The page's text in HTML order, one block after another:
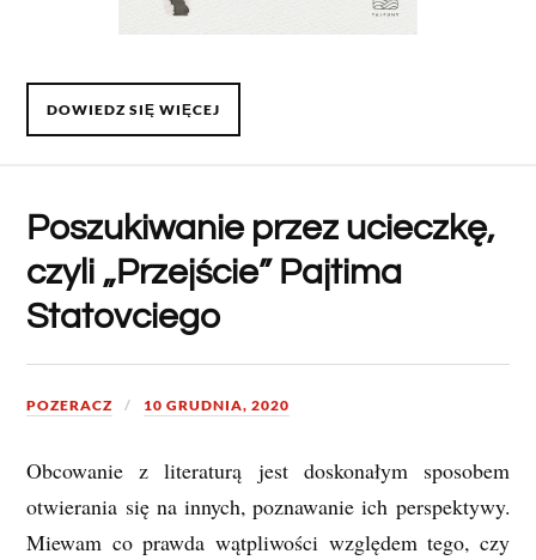
DOWIEDZ SIĘ WIĘCEJ
Poszukiwanie przez ucieczkę,
czyli „Przejście” Pajtima
Statovciego
POZERACZ 10 GRUDNIA, 2020
Obcowanie z literaturą jest doskonałym sposobem
otwierania się na innych, poznawanie ich perspektywy.
Miewam co prawda wątpliwości względem tego, czy